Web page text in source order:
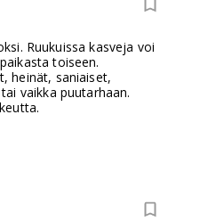
Ruukuissa kasveja voi
toiseen.
heinät, saniaiset,
vaikka puutarhaan.